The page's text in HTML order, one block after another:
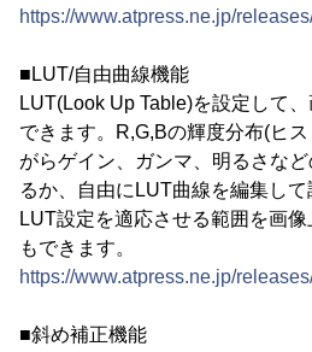
https://www.atpress.ne.jp/
■LUT/自由曲線機能
LUT(Look Up Table)を設定して
できます。R,G,Bの輝度分布(ヒ
がらゲイン、ガンマ、明るさな
るか、自由にLUT曲線を編集して
LUT設定を適応させる範囲を画
もできます。
https://www.atpress.ne.jp/
■斜め補正機能